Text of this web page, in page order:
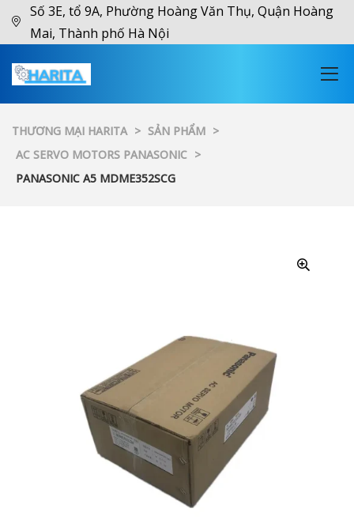
Số 3E, tổ 9A, Phường Hoàng Văn Thụ, Quận Hoàng
Mai, Thành phố Hà Nội
THƯƠNG MẠI HARITA > SẢN PHẨM >
AC SERVO MOTORS PANASONIC >
PANASONIC A5 MDME352SCG